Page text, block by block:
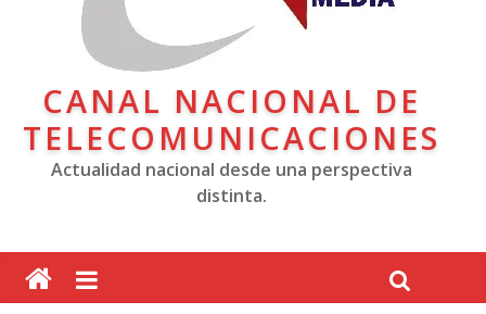
CANAL NACIONAL DE
TELECOMUNICACIONES
Actualidad nacional desde una perspectiva
distinta.